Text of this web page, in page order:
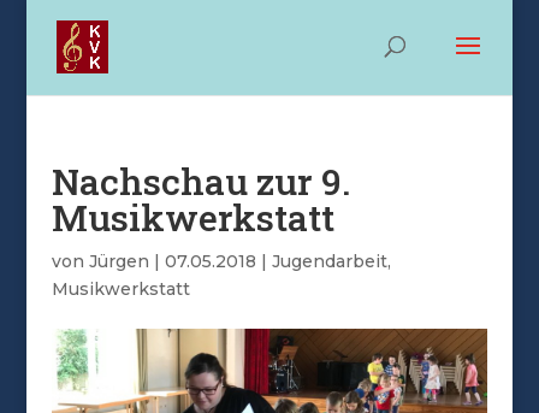
Nachschau zur 9.
Musikwerkstatt
von Jürgen | 07.05.2018 | Jugendarbeit,
Musikwerkstatt